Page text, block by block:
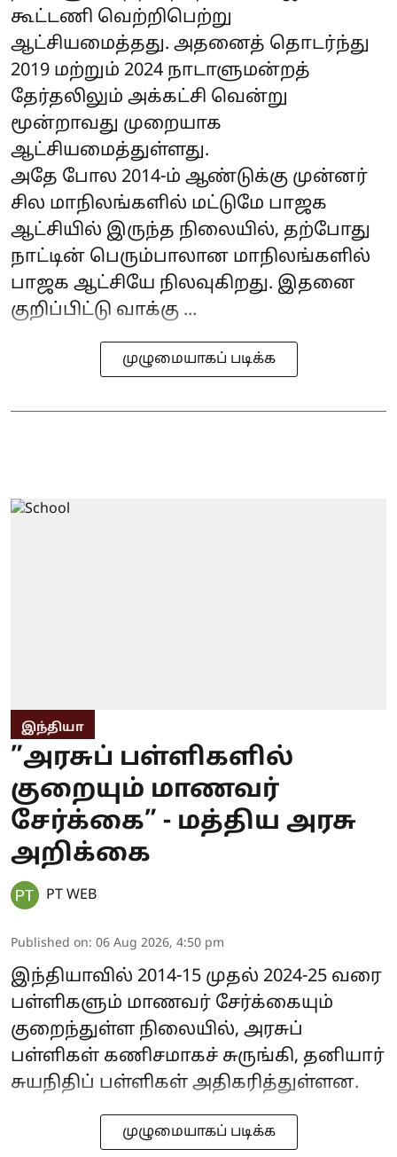
கூட்டணி வெற்றிபெற்று
ஆட்சியமைத்தது. அதனைத் தொடர்ந்து
2019 மற்றும் 2024 நாடாளுமன்றத்
தேர்தலிலும் அக்கட்சி வென்று
மூன்றாவது முறையாக
ஆட்சியமைத்துள்ளது.
அதே போல 2014-ம் ஆண்டுக்கு முன்னர்
சில மாநிலங்களில் மட்டுமே பாஜக
ஆட்சியில் இருந்த நிலையில், தற்போது
நாட்டின் பெரும்பாலான மாநிலங்களில்
பாஜக ஆட்சியே நிலவுகிறது. இதனை
குறிப்பிட்டு வாக்கு ...
முழுமையாகப் படிக்க
இந்தியா
”அரசுப் பள்ளிகளில்
குறையும் மாணவர்
சேர்க்கை” - மத்திய அரசு
அறிக்கை
PT WEB
Published on: 06 Aug 2026, 4:50 pm
இந்தியாவில் 2014-15 முதல் 2024-25 வரை
பள்ளிகளும் மாணவர் சேர்க்கையும்
குறைந்துள்ள நிலையில், அரசுப்
பள்ளிகள் கணிசமாகச் சுருங்கி, தனியார்
சுயநிதிப் பள்ளிகள் அதிகரித்துள்ளன.
முழுமையாகப் படிக்க